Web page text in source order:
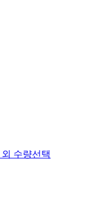
수량선택